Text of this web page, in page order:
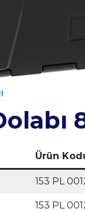
Ürün
153 PL
153 PL